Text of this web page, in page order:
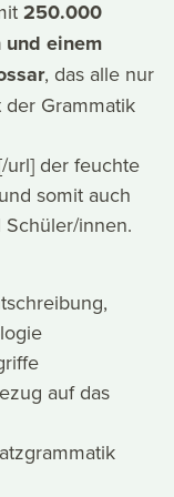
250.000
einem
, das alle nur
Grammatik
url] der feuchte
somit auch
innen.
auf das